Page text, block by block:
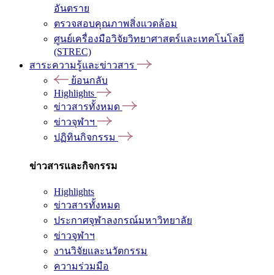
อันตราย
ตรวจสอบคุณภาพสิ่งแวดล้อม
ศูนย์เครื่องมือวิจัยวิทยาศาสตร์และเทคโนโลยี
(STREC)
สาระความรู้และข่าวสาร
ย้อนกลับ
Highlights
ข่าวสารทั้งหมด
ข่าวจุฬาฯ
ปฏิทินกิจกรรม
ข่าวสารและกิจกรรม
Highlights
ข่าวสารทั้งหมด
ประกาศจุฬาลงกรณ์มหาวิทยาลัย
ข่าวจุฬาฯ
งานวิจัยและนวัตกรรม
ความร่วมมือ